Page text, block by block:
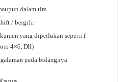
dalam tim
/ bergilir
yang diperlukan seperti (
4×6, Dll)
pada bidangnya